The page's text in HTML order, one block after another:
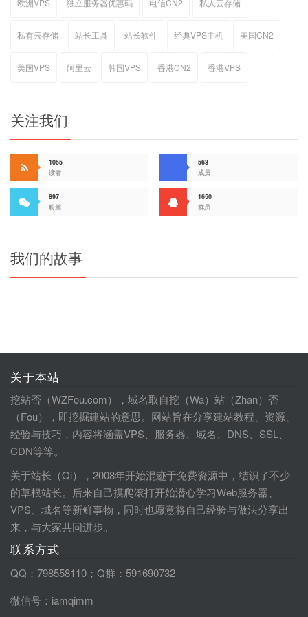
欧洲VPS 独立服务器优惠码 电信CN2 私人云存储
私有云存储 站长工具 站长软件 经典VPS主机 美国CN2
美国VPS 阿里云 韩国VPS 香港CN2 香港VPS
关注我们
1055
读者
563
成员
897
粉丝
1650
群员
我们的故事
关于本站
挖站否（WZFou.com），域名取自挖（Wa）站（Zhan）否
（Fou），即挖掘建站的意思。网站旨在分享建站教程、资源、
经验与技巧，内容将涵盖VPS、服务器、域名、DNS、SSL、
CDN等等。
关于站长（Qi），2008年开始混迹于免费资源中，结识了不少
的草根站长。后来自己摸爬滚打开始潜心学习Web服务器、
VPS、域名等新鲜事物，同时也愿意将自己经验与做法分享出
来，与大家共同进步。
联系方式
QQ：798558110；Q群：591690732
微信号：iamqimm